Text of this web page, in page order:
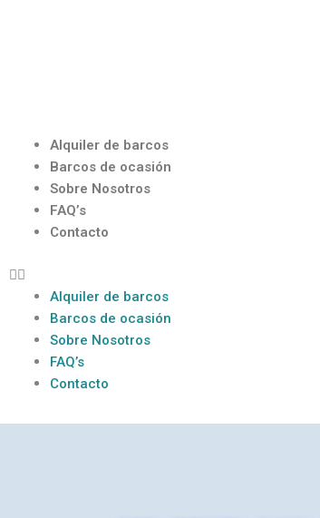
Alquiler de barcos
Barcos de ocasión
Sobre Nosotros
FAQ’s
Contacto
Menú
Alquiler de barcos
Barcos de ocasión
Sobre Nosotros
FAQ’s
Contacto